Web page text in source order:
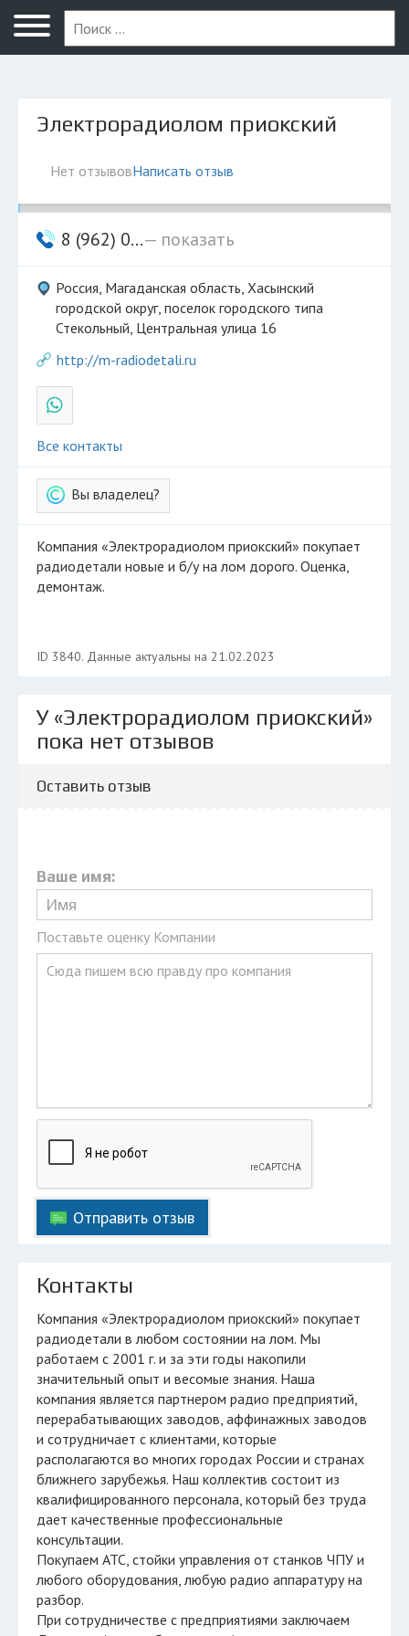
Магадан
Электрорадиолом приокский
Нет отзывовНаписать отзыв
8 (962) 0...— показать
Россия, Магаданская область, Хасынский
городской округ, поселок городского типа
Стекольный, Центральная улица 16
http://m-radiodetali.ru
Все контакты
Вы владелец?
Компания «Электрорадиолом приокский» покупает
радиодетали новые и б/у на лом дорого. Оценка,
демонтаж.
ID 3840. Данные актуальны на 21.02.2023
У «Электрорадиолом приокский»
пока нет отзывов
Оставить отзыв
Ваше имя:
Поставьте оценку Компании
Отправить отзыв
Контакты
Компания «Электрорадиолом приокский» покупает
радиодетали в любом состоянии на лом. Мы
работаем с 2001 г. и за эти годы накопили
значительный опыт и весомые знания. Наша
компания является партнером радио предприятий,
перерабатывающих заводов, аффинажных заводов
и сотрудничает с клиентами, которые
располагаются во многих городах России и странах
ближнего зарубежья. Наш коллектив состоит из
квалифицированного персонала, который без труда
дает качественные профессиональные
консультации.
Покупаем АТС, стойки управления от станков ЧПУ и
любого оборудования, любую радио аппаратуру на
разбор.
При сотрудничестве с предприятиями заключаем